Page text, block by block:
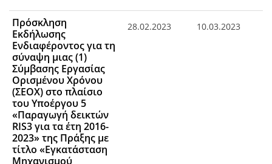
Πρόσκληση
Εκδήλωσης
Ενδιαφέροντος για τη
σύναψη μιας (1)
Σύμβασης Εργασίας
Ορισμένου Χρόνου
(ΣΕΟΧ) στο πλαίσιο
του Υποέργου 5
«Παραγωγή δεικτών
RIS3 για τα έτη 2016-
2023» της Πράξης με
τίτλο «Εγκατάσταση
Μηχανισμού
28.02.2023 10.03.2023